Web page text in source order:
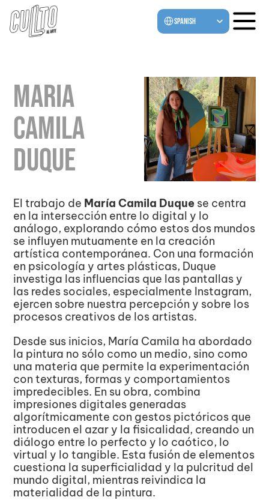
Select Language
Spanish
Maria
Camila
Duque
El trabajo de María Camila Duque se centra
en la intersección entre lo digital y lo
análogo, explorando cómo estos dos mundos
se influyen mutuamente en la creación
artística contemporánea. Con una formación
en psicología y artes plásticas, Duque
investiga las influencias que las pantallas y
las redes sociales, especialmente Instagram,
ejercen sobre nuestra percepción y sobre los
procesos creativos de los artistas.
Desde sus inicios, María Camila ha abordado
la pintura no sólo como un medio, sino como
una materia que permite la experimentación
con texturas, formas y comportamientos
impredecibles. En su obra, combina
impresiones digitales generadas
algorítmicamente con gestos pictóricos que
introducen el azar y la fisicalidad, creando un
diálogo entre lo perfecto y lo caótico, lo
virtual y lo tangible. Esta fusión de elementos
cuestiona la superficialidad y la pulcritud del
mundo digital, mientras reivindica la
materialidad de la pintura.